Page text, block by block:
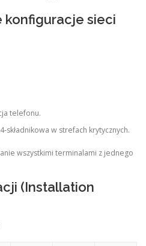
konfiguracje sieci
telefonu.
składnikowa w strefach krytycznych.
wszystkimi terminalami z jednego
(Installation